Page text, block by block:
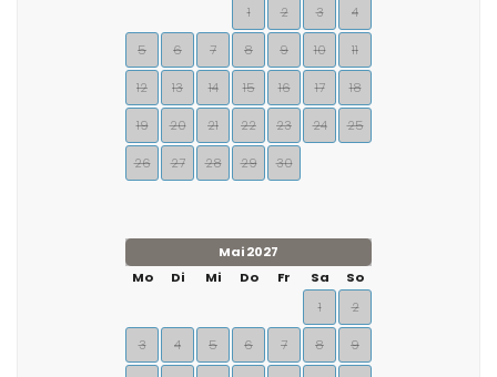
1
2 3 4
5 6 7 8 9 10 11
12 13 14 15 16 17 18
19 20 21 22 23 24 25
26 27 28 29 30
Mai 2027
Mo
Di Mi Do Fr Sa
So
1
2
3 4 5 6 7 8 9